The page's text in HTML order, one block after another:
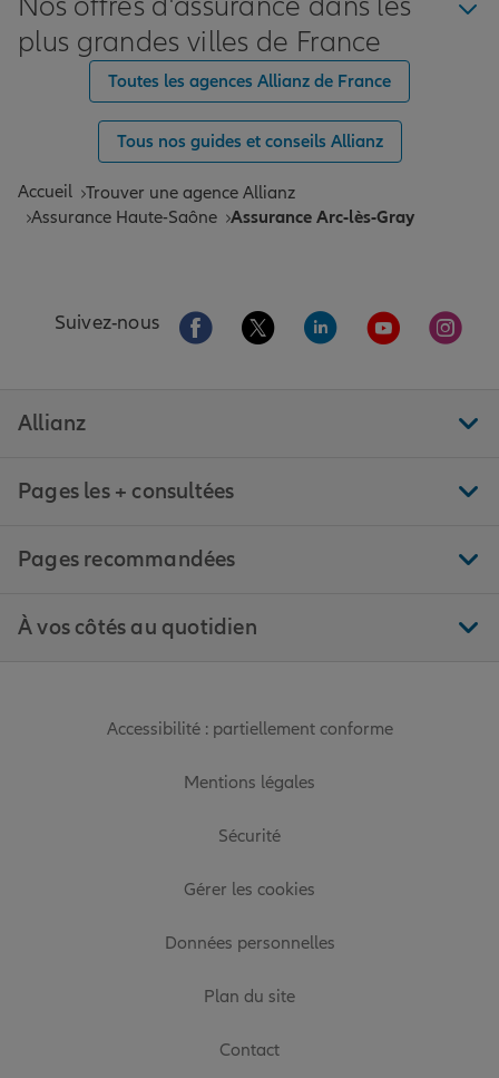
plus grandes villes de France
Toutes les agences Allianz de France
Tous nos guides et conseils Allianz
Accueil Trouver une agence Allianz
Assurance Haute-Saône Assurance Arc-lès-Gray
Suivez-nous Aller sur la page Facebook de Allianz
Aller sur la page Twitter de
Aller sur la page
Aller sur la
Aller
Allianz
Pages les + consultées
Pages recommandées
À vos côtés au quotidien
Accessibilité : partiellement conforme
Mentions légales
Sécurité
Gérer les cookies
Données personnelles
Plan du site
Contact